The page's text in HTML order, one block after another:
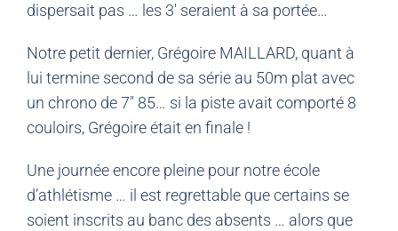
dispersait pas … les 3′ seraient à sa portée…
Notre petit dernier, Grégoire MAILLARD, quant à
lui termine second de sa série au 50m plat avec
un chrono de 7″ 85… si la piste avait comporté 8
couloirs, Grégoire était en finale !
Une journée encore pleine pour notre école
d’athlétisme … il est regrettable que certains se
soient inscrits au banc des absents … alors que